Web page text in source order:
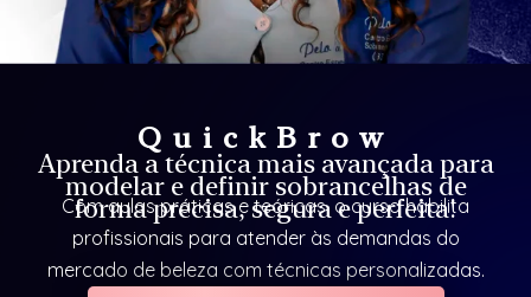
QuickBrow
Aprenda a técnica mais avançada para
modelar e definir sobrancelhas de
forma precisa, segura e perfeita!
Com aulas práticas e teóricas, o curso habilita
profissionais para atender às demandas do
mercado de beleza com técnicas personalizadas.